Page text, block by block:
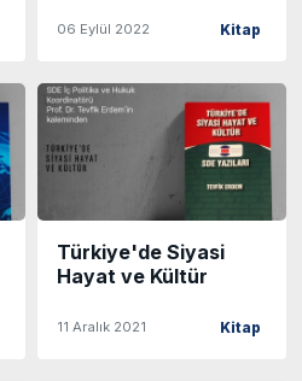
06 Eylül 2022 Kitap
Türkiye'de Siyasi
Hayat ve Kültür
11 Aralık 2021 Kitap